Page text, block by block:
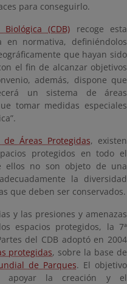
para conseguirlo.
(CDB) recoge esta
normativa, definiéndolos
que hayan sido
el fin de alcanzar objetivos
además, dispone que
un sistema de áreas
tomar medidas especiales
Áreas Protegidas, existen
protegidos en todo el
ellos no son objeto de una
la diversidad
que deben ser conservados.
y las presiones y amenazas
espacios protegidos, la 7ª
del CDB adoptó en 2004
protegidas, sobre la base de
de Parques. El objetivo
apoyar la creación y el